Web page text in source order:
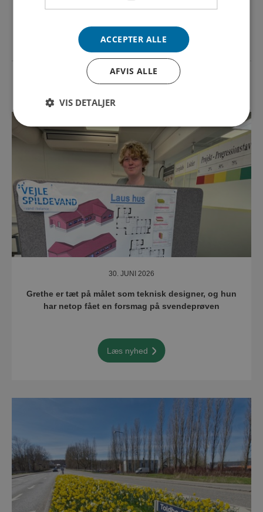
SENESTE NYHEDER
30. JUNI 2026
Grethe er tæt på målet som teknisk designer, og hun
har netop fået en forsmag på svendeprøven
Læs nyhed
ACCEPTER ALLE
AFVIS ALLE
VIS DETALJER